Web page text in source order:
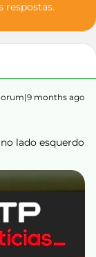
respostas.
months ago
lado esquerdo